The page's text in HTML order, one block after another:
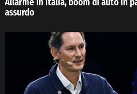
assurdo